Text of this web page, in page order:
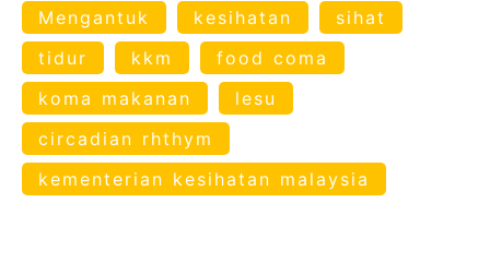
Mengantuk
kesihatan
sihat
tidur
kkm
food coma
koma makanan
lesu
circadian rhthym
kementerian kesihatan malaysia